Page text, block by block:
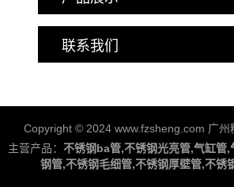
联系我们
Copyright © 2024 www.fzsheng.com 广州
主营产品： 不锈钢ba管,不锈钢光亮管,气缸管
钢管,不锈钢毛细管,不锈钢厚壁管,不锈